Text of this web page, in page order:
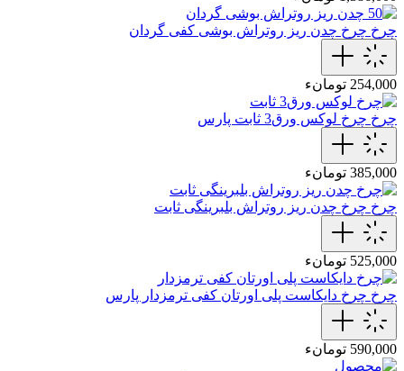
چرخ چرخ چدن ریز روتراش بوشی کفی گردان
254,000 تومانء
چرخ چرخ لوکس ورق3 ثابت پارس
385,000 تومانء
چرخ چرخ چدن ریز روتراش بلبرینگی ثابت
525,000 تومانء
چرخ چرخ دایکاست پلی اورتان کفی ترمزدار پارس
590,000 تومانء